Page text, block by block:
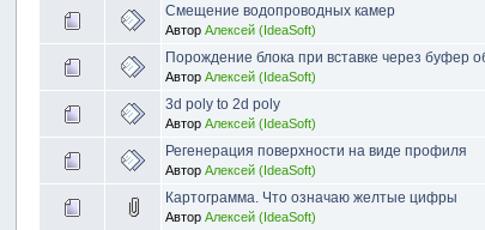
Смещение водопроводных камер
АвторАлексей (IdeaSoft)
Порождение блока при вставке через буфер
АвторАлексей (IdeaSoft)
3d poly to 2d poly
АвторАлексей (IdeaSoft)
Регенерация поверхности на виде профиля
АвторАлексей (IdeaSoft)
Картограмма. Что означаю желтые цифры
АвторАлексей (IdeaSoft)